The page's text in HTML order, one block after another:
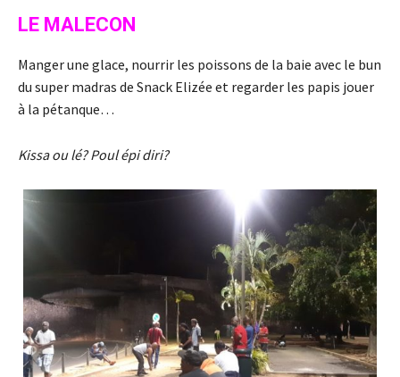
LE MALECON
Manger une glace, nourrir les poissons de la baie avec le bun
du super madras de Snack Elizée et regarder les papis jouer
à la pétanque…
Kissa ou lé? Poul épi diri?